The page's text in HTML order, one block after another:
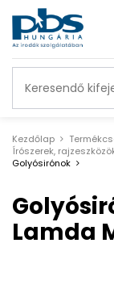
Kezdőlap
Írószerek,
Golyósirónok
Lamda